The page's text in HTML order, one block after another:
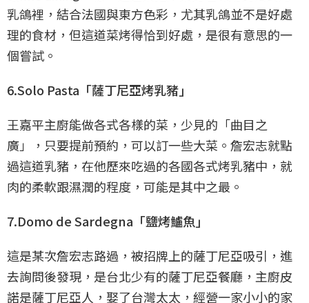
乳鴿裡，結合法國與東方色彩，尤其乳鴿並不是好處
理的食材，但這道菜烤得恰到好處，是很有意思的一
個嘗試。
6.Solo Pasta「薩丁尼亞烤乳豬」
王嘉平主廚能做各式各樣的菜，少見的「曲目之
廣」，只要提前預約，可以訂一些大菜。詹宏志就點
過這道乳豬，在他歷來吃過的各國各式烤乳豬中，就
肉的柔軟跟濕潤的程度，可能是其中之最。
7.Domo de Sardegna「鹽烤鱸魚」
這是某次詹宏志路過，被招牌上的薩丁尼亞吸引，進
去詢問後發現，是台北少有的薩丁尼亞餐廳，主廚皮
諾是薩丁尼亞人，娶了台灣太太，經營一家小小的家